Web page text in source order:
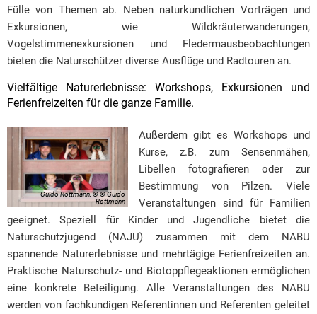
Fülle von Themen ab. Neben naturkundlichen Vorträgen und
Exkursionen, wie Wildkräuterwanderungen,
Vogelstimmenexkursionen und Fledermausbeobachtungen
bieten die Naturschützer diverse Ausflüge und Radtouren an.
Vielfältige Naturerlebnisse: Workshops, Exkursionen und
Ferienfreizeiten für die ganze Familie.
Guido Rottmann, © © Guido
Rottmann
Außerdem gibt es Workshops und
Kurse, z.B. zum Sensenmähen,
Libellen fotografieren oder zur
Bestimmung von Pilzen. Viele
Veranstaltungen sind für Familien
geeignet. Speziell für Kinder und Jugendliche bietet die
Naturschutzjugend (NAJU) zusammen mit dem NABU
spannende Naturerlebnisse und mehrtägige Ferienfreizeiten an.
Praktische Naturschutz- und Biotoppflegeaktionen ermöglichen
eine konkrete Beteiligung. Alle Veranstaltungen des NABU
werden von fachkundigen Referentinnen und Referenten geleitet